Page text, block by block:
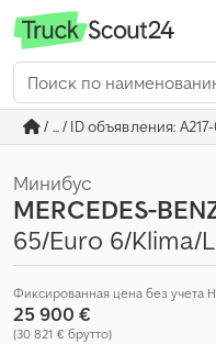
/ ... / ID объявления:
Минибус
MERCEDES-
65/Euro 6/Klima/
Фиксированная цена без учета
25 900 €
(30 821 € брутто)